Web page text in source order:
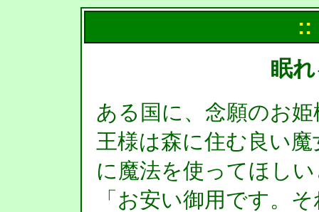
::
眠
ある国に、念願のお
王様は森に住む良い
に魔法を使ってほし
「お安い御用です。